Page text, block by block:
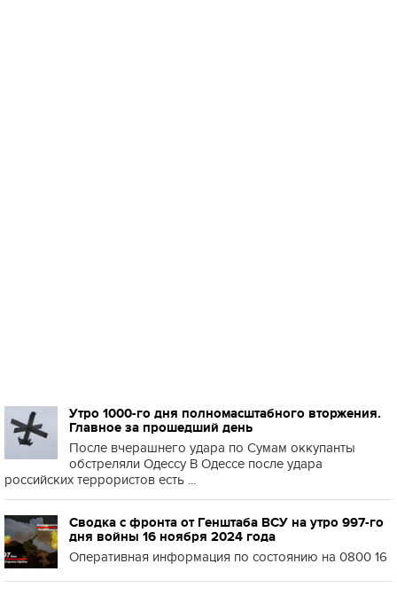
Утро 1000-го дня полномасштабного вторжения.
Главное за прошедший день
После вчерашнего удара по Сумам оккупанты
обстреляли Одессу В Одессе после удара
российских террористов есть ...
Сводка с фронта от Генштаба ВСУ на утро 997-го
дня войны 16 ноября 2024 года
Оперативная информация по состоянию на 0800 16